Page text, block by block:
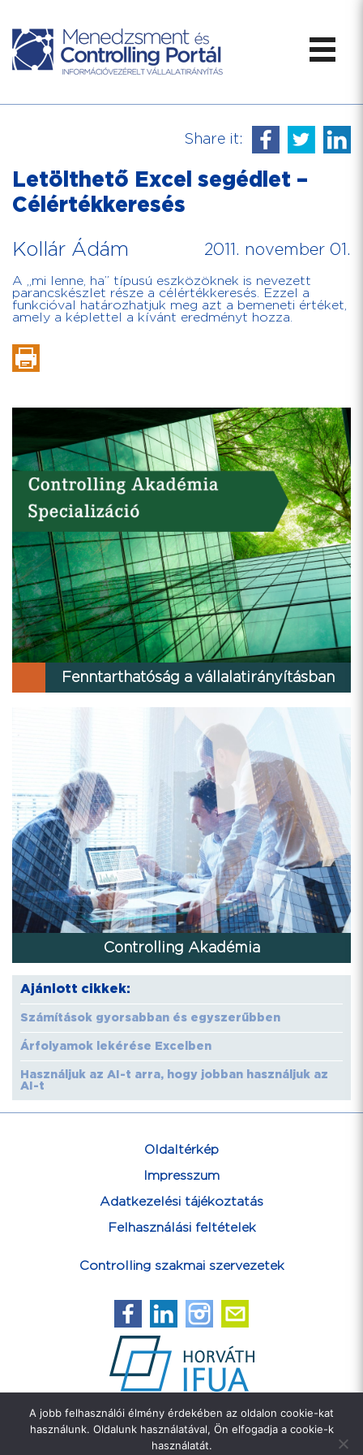
Share it:
Letölthető Excel segédlet –
Célértékkeresés
Kollár Ádám 2011. november 01.
A „mi lenne, ha” típusú eszközöknek is nevezett
parancskészlet része a célértékkeresés. Ezzel a
funkcióval határozhatjuk meg azt a bemeneti értéket,
amely a képlettel a kívánt eredményt hozza.
Fenntarthatóság a vállalatirányításban
Controlling Akadémia
Ajánlott cikkek:
Számítások gyorsabban és egyszerűbben
Árfolyamok lekérése Excelben
Használjuk az AI-t arra, hogy jobban használjuk az
AI-t
Oldaltérkép
Impresszum
Adatkezelési tájékoztatás
Felhasználási feltételek
Controlling szakmai szervezetek
Feliratkozás hírlevélre
A jobb felhasználói élmény érdekében az oldalon cookie-kat
használunk. Oldalunk használatával, Ön elfogadja a cookie-k
használatát.